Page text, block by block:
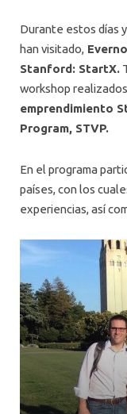
Durante estos días
han visitado,
Stanford: StartX.
workshop
emprendimiento
Program, STVP.
En el programa
países, con los
experiencias, así